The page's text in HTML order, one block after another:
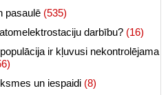
pasaulē (535)
darbību? (16)
ir kļuvusi nekontrolējama
un iespaidi (8)